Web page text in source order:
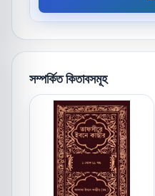
সম্পর্কিত কিতাবসমূহ